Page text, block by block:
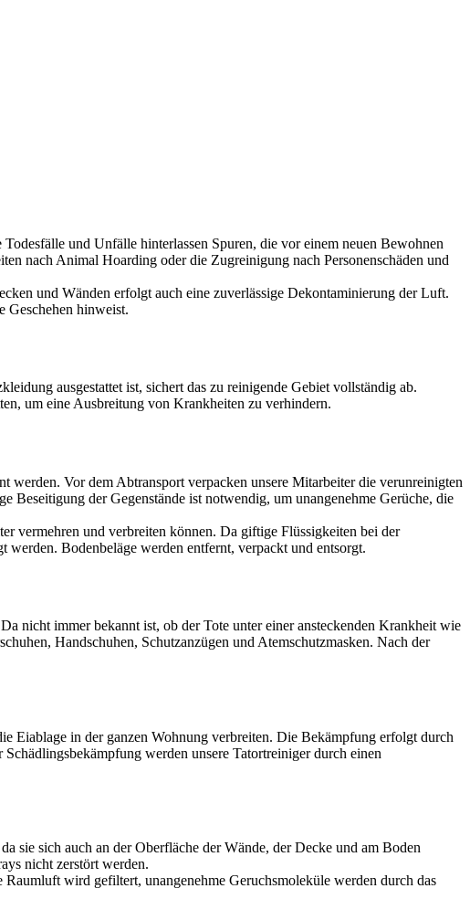
und Unfälle hinterlassen Spuren, die vor einem neuen Bewohnen
nach Animal Hoarding oder die Zugreinigung nach Personenschäden und
und Wänden erfolgt auch eine zuverlässige Dekontaminierung der Luft.
Geschehen hinweist.
ausgestattet ist, sichert das zu reinigende Gebiet vollständig ab.
um eine Ausbreitung von Krankheiten zu verhindern.
werden. Vor dem Abtransport verpacken unsere Mitarbeiter die verunreinigten
Beseitigung der Gegenstände ist notwendig, um unangenehme Gerüche, die
vermehren und verbreiten können. Da giftige Flüssigkeiten bei der
werden. Bodenbeläge werden entfernt, verpackt und entsorgt.
nicht immer bekannt ist, ob der Tote unter einer ansteckenden Krankheit wie
Handschuhen, Schutzanzügen und Atemschutzmasken. Nach der
Eiablage in der ganzen Wohnung verbreiten. Die Bekämpfung erfolgt durch
werden unsere Tatortreiniger durch einen
sie sich auch an der Oberfläche der Wände, der Decke und am Boden
nicht zerstört werden.
wird gefiltert, unangenehme Geruchsmoleküle werden durch das